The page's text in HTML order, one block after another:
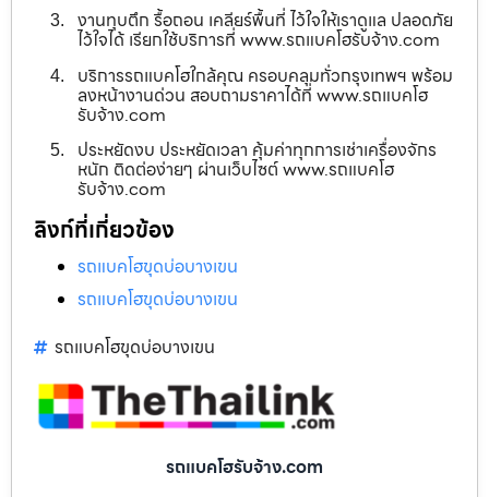
งานทุบตึก รื้อถอน เคลียร์พื้นที่ ไว้ใจให้เราดูแล ปลอดภัย
ไว้ใจได้ เรียกใช้บริการที่ www.รถแบคโฮรับจ้าง.com
บริการรถแบคโฮใกล้คุณ ครอบคลุมทั่วกรุงเทพฯ พร้อม
ลงหน้างานด่วน สอบถามราคาได้ที่ www.รถแบคโฮ
รับจ้าง.com
ประหยัดงบ ประหยัดเวลา คุ้มค่าทุกการเช่าเครื่องจักร
หนัก ติดต่อง่ายๆ ผ่านเว็บไซต์ www.รถแบคโฮ
รับจ้าง.com
ลิงก์ที่เกี่ยวข้อง
รถแบคโฮขุดบ่อบางเขน
รถแบคโฮขุดบ่อบางเขน
รถแบคโฮขุดบ่อบางเขน
รถแบคโฮรับจ้าง.com